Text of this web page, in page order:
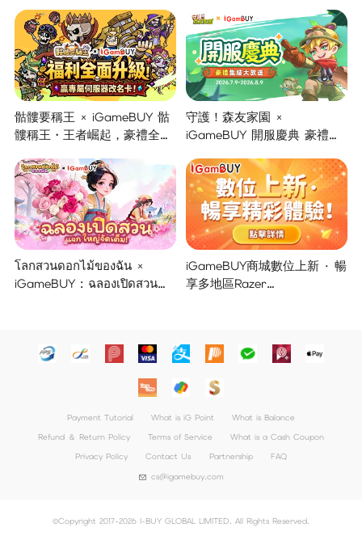
骷髏要稱王 × iGameBUY 骷
髏稱王・王者崛起，豪禮全面
守護！森友家園 ×
iGameBUY 開服慶典 豪禮集
โลกสวนดอกไม้ของฉัน ×
iGameBUY : ฉลองเปิดสวน
iGameBUY商城數位上新 · 暢
享多地區Razer
Payment Tutorial What is iG Point
What is Balance
Refund ＆ Return Policy
Terms of Service
What is a Cash Coupon
Privacy Policy
Contact Us Partnership
FAQ
cs@igamebuy.com
©Copyright 2017-2026 I-BUY GLOBAL LIMITED. All Rights Reserved.